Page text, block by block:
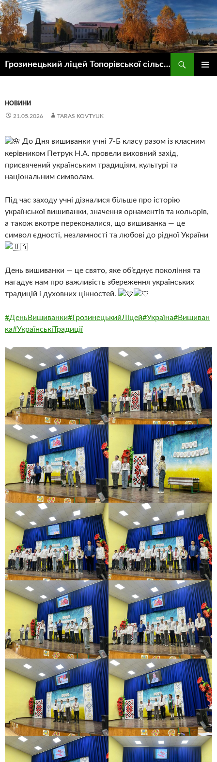
Грозинецький ліцей Топорівської сільської ради
НОВИНИ
21.05.2026 TARAS KOVTYUK
До Дня вишиванки учні 7-Б класу разом із класним
керівником Петрук Н.А. провели виховний захід,
присвячений українським традиціям, культурі та
національним символам.
Під час заходу учні дізналися більше про історію
української вишиванки, значення орнаментів та кольорів,
а також вкотре переконалися, що вишиванка — це
символ єдності, незламності та любові до рідної України
День вишиванки — це свято, яке об’єднує покоління та
нагадує нам про важливість збереження українських
традицій і духовних цінностей.
#ДеньВишиванки#ГрозинецькийЛіцей#Україна#Вишиван
ка#УкраїнськіТрадиції